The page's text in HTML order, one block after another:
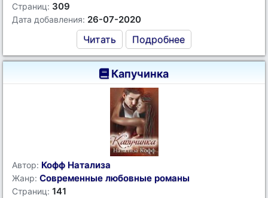
Страниц: 309
Дата добавления: 26-07-2020
Читать Подробнее
Капучинка
Автор: Кофф Натализа
Жанр: Современные любовные романы
Страниц: 141